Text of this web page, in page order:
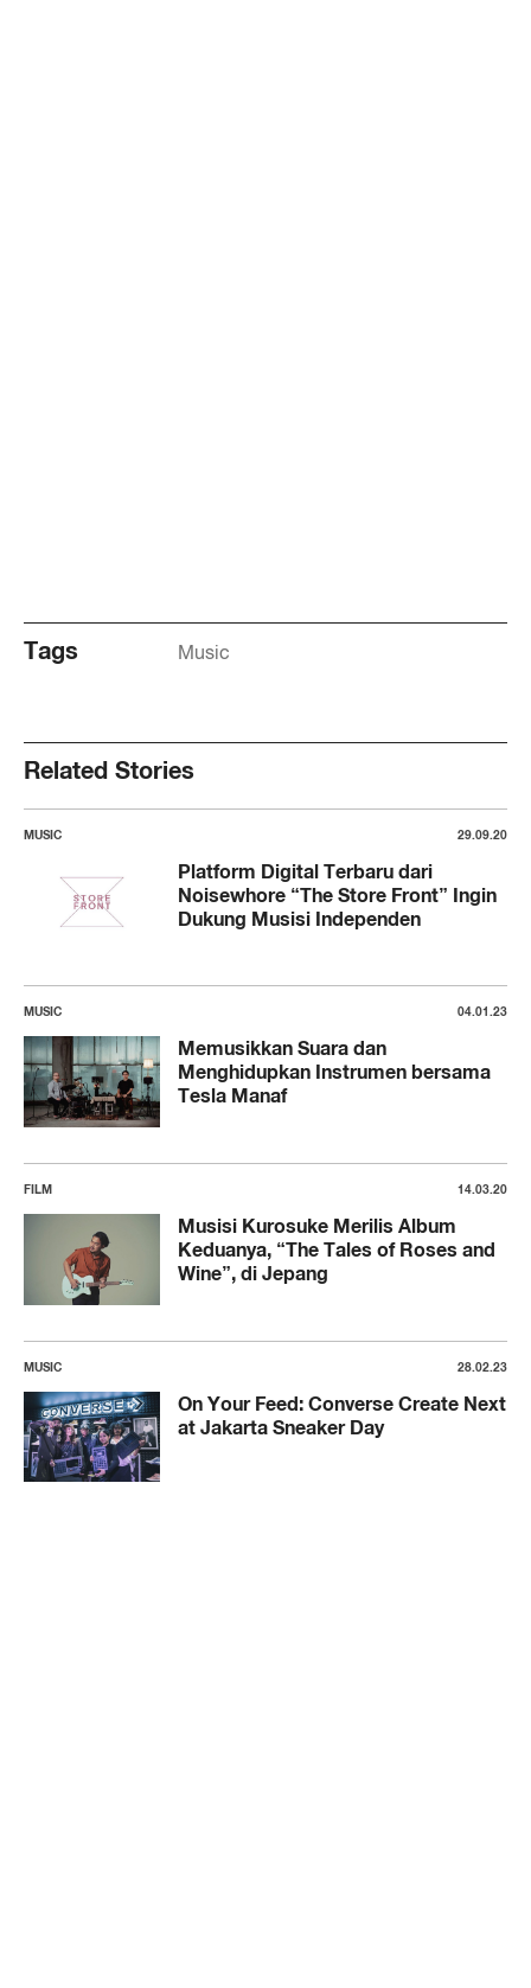
Tags Music
Related Stories
MUSIC 29.09.20
Platform Digital Terbaru dari
Noisewhore “The Store Front” Ingin
Dukung Musisi Independen
MUSIC 04.01.23
Memusikkan Suara dan
Menghidupkan Instrumen bersama
Tesla Manaf
FILM 14.03.20
Musisi Kurosuke Merilis Album
Keduanya, “The Tales of Roses and
Wine”, di Jepang
MUSIC 28.02.23
On Your Feed: Converse Create Next
at Jakarta Sneaker Day